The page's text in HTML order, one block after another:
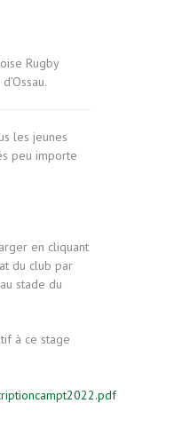
Rugby
les jeunes
peu importe
en cliquant
du club par
stade du
à ce stage